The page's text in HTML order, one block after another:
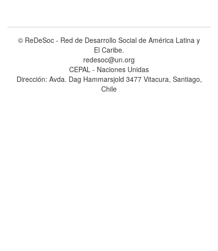
© ReDeSoc - Red de Desarrollo Social de América Latina y
El Caribe.
redesoc@un.org
CEPAL - Naciones Unidas
Dirección: Avda. Dag Hammarsjold 3477 Vitacura, Santiago,
Chile